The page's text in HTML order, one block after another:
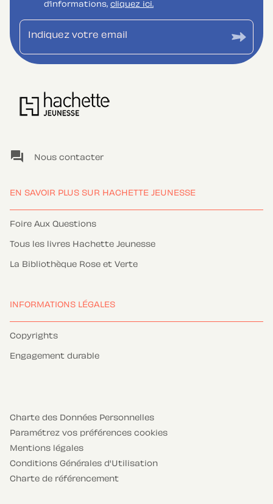
d’informations, cliquez ici.
Indiquez votre email
question_answer Nous contacter
EN SAVOIR PLUS SUR HACHETTE JEUNESSE
Foire Aux Questions
Tous les livres Hachette Jeunesse
La Bibliothèque Rose et Verte
INFORMATIONS LÉGALES
Copyrights
Engagement durable
Charte des Données Personnelles
Paramétrez vos préférences cookies
Mentions légales
Conditions Générales d'Utilisation
Charte de référencement